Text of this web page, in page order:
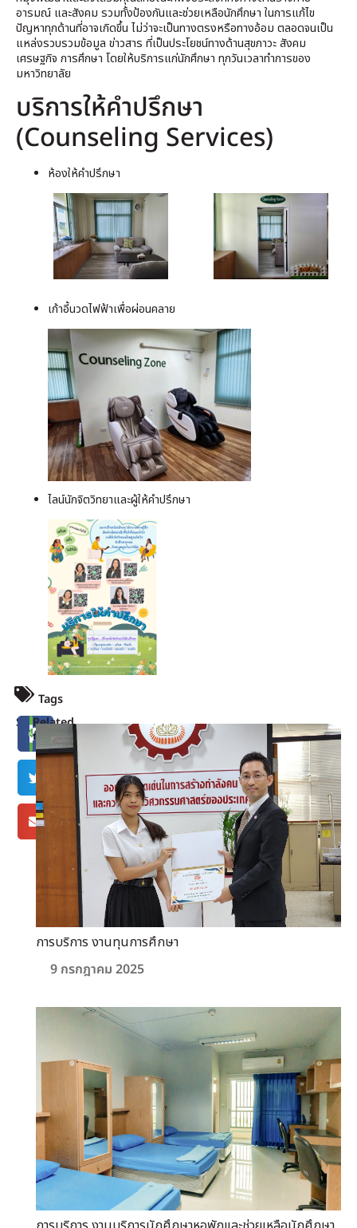
อารมณ์ และสังคม รวมทั้งป้องกันและช่วยเหลือนักศึกษา ในการแก้ไข
ปัญหาทุกด้านที่อาจเกิดขึ้น ไม่ว่าจะเป็นทางตรงหรือทางอ้อม ตลอดจนเป็น
แหล่งรวบรวมข้อมูล ข่าวสาร ที่เป็นประโยชน์ทางด้านสุขภาวะ สังคม
เศรษฐกิจ การศึกษา โดยให้บริการแก่นักศึกษา ทุกวันเวลาทำการของ
มหาวิทยาลัย
บริการให้คำปรึกษา
(Counseling Services)
ห้องให้คำปรึกษา
เก้าอี้นวดไฟฟ้าเพื่อผ่อนคลาย
ไลน์นักจิตวิทยาและผู้ให้คำปรึกษา
Tags
ShareRelated
news
การบริการ งานทุนการศึกษา
9 กรกฎาคม 2025